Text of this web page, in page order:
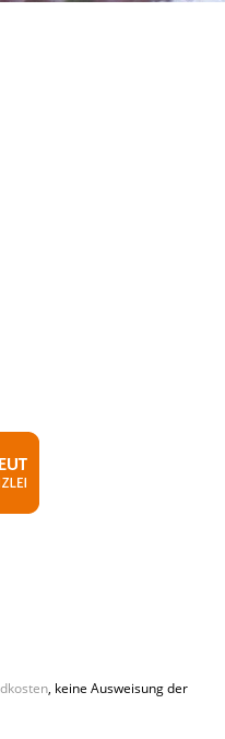
, keine Ausweisung der